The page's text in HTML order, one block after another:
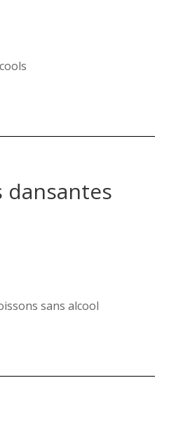
dansantes
sans alcool